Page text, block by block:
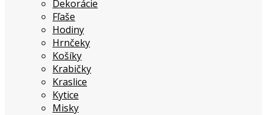
Dekorácie
Fľaše
Hodiny
Hrnčeky
Košíky
Krabičky
Kraslice
Kytice
Misky